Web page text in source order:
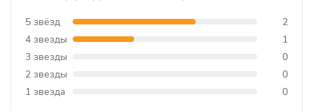
5 звёзд
2
4 звезды
1
3 звезды
0
2 звезды
0
1 звезда
0